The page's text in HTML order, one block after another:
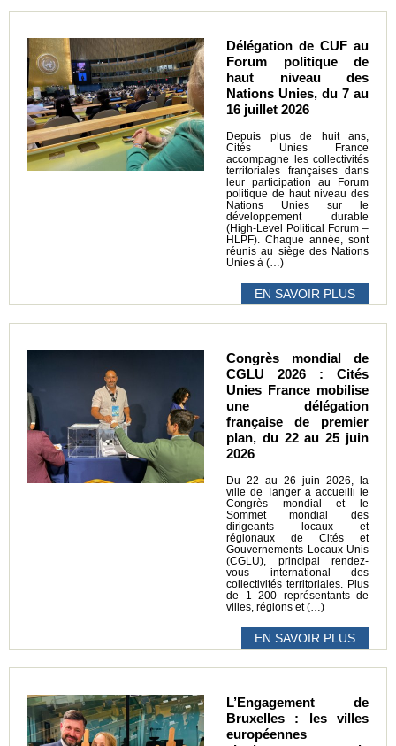
Délégation de CUF au
Forum politique de
haut niveau des
Nations Unies, du 7 au
16 juillet 2026
Depuis plus de huit ans,
Cités Unies France
accompagne les collectivités
territoriales françaises dans
leur participation au Forum
politique de haut niveau des
Nations Unies sur le
développement durable
(High-Level Political Forum –
HLPF). Chaque année, sont
réunis au siège des Nations
Unies à (…)
EN SAVOIR PLUS
Congrès mondial de
CGLU 2026 : Cités
Unies France mobilise
une délégation
française de premier
plan, du 22 au 25 juin
2026
Du 22 au 26 juin 2026, la
ville de Tanger a accueilli le
Congrès mondial et le
Sommet mondial des
dirigeants locaux et
régionaux de Cités et
Gouvernements Locaux Unis
(CGLU), principal rendez-
vous international des
collectivités territoriales. Plus
de 1 200 représentants de
villes, régions et (…)
EN SAVOIR PLUS
L’Engagement de
Bruxelles : les villes
européennes